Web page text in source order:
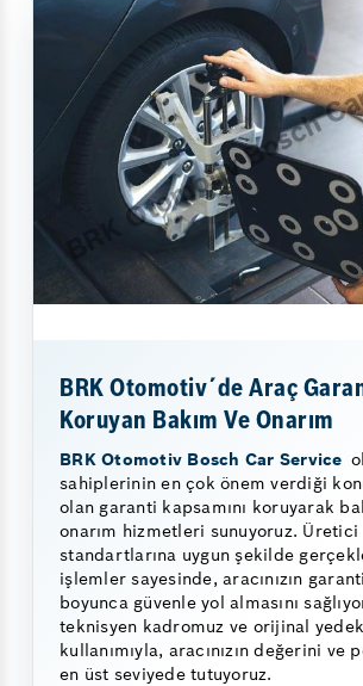
BRK Otomotiv´de Araç
Koruyan Bakım Ve Onarım
BRK Otomotiv Bosch Car Service
sahiplerinin en çok önem verdiği
olan garanti kapsamını koruyarak
onarım hizmetleri sunuyoruz. Üretici
standartlarına uygun şekilde
işlemler sayesinde, aracınızın
boyunca güvenle yol almasını
teknisyen kadromuz ve orijinal
kullanımıyla, aracınızın değerini ve
en üst seviyede tutuyoruz.